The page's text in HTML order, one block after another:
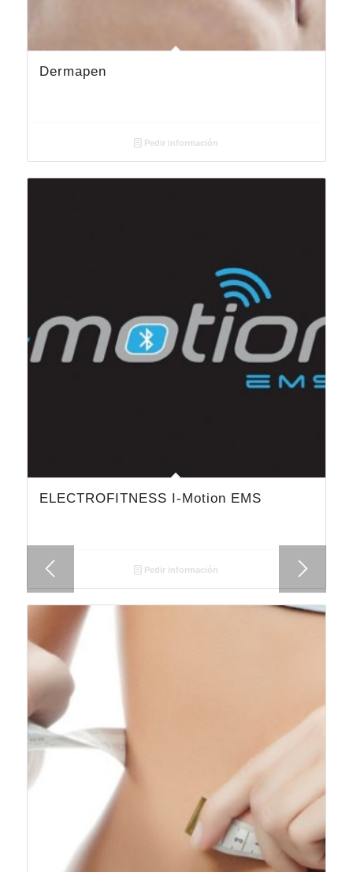
Dermapen
Pedir información
ELECTROFITNESS I-Motion EMS
Pedir información